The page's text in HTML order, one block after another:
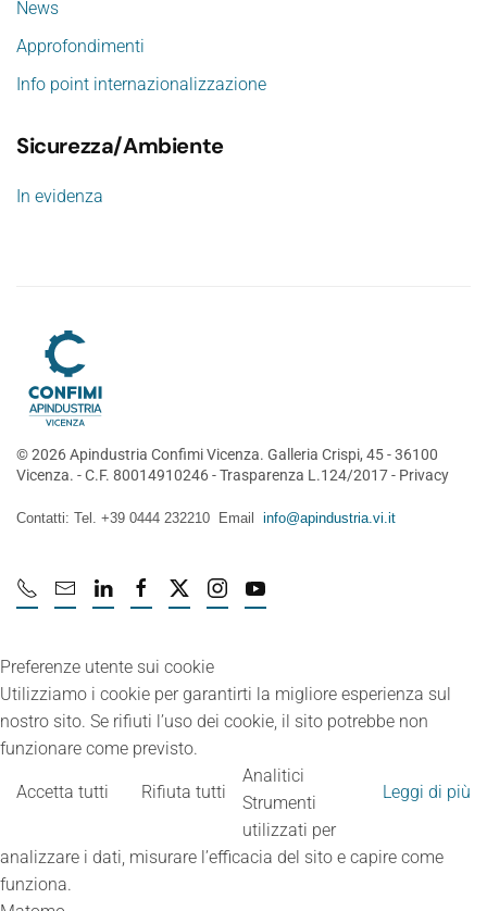
News
Approfondimenti
Info point internazionalizzazione
Sicurezza/Ambiente
In evidenza
©2026Apindustria Confimi Vicenza. Galleria Crispi, 45 - 36100
Vicenza. - C.F. 80014910246 -Trasparenza L.124/2017- Privacy
Contatti: Tel. +39 0444 232210 Email info@apindustria.vi.it
Preferenze utente sui cookie
Utilizziamo i cookie per garantirti la migliore esperienza sul
nostro sito. Se rifiuti l’uso dei cookie, il sito potrebbe non
funzionare come previsto.
Accetta tutti Rifiuta tutti Leggi di più
Analitici
Strumenti
utilizzati per
analizzare i dati, misurare l’efficacia del sito e capire come
funziona.